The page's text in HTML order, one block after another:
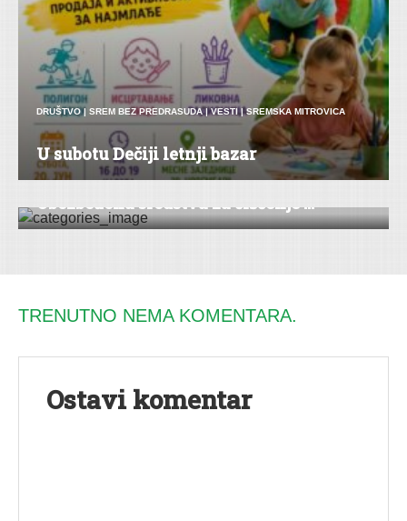
DRUŠTVO| SREM BEZ PREDRASUDA|VESTI|SREMSKA MITROVICA
U subotu Dečiji letnji bazar
DRUŠTVO|HRONIKA|BEOČIN|VESTI
Obezbeđena sredstva za čišćenje ...
TRENUTNO NEMA KOMENTARA.
Ostavi komentar